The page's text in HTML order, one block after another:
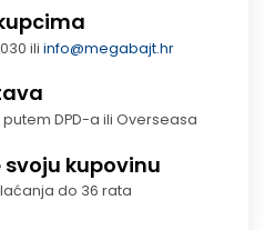
iliinfo@megabajt.hr
DPD-a ili Overseasa
svoju kupovinu
do 36 rata